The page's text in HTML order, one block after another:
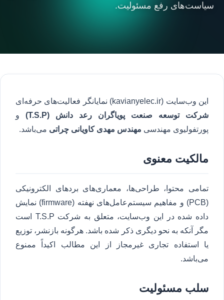
سیاست‌های رفع مسئولیت.
این وب‌سایت (kavianyelec.ir) نمایانگر فعالیت‌های حرفه‌ای
شرکت توسعه صنعت پویاگران رعد دانش (T.S.P)
و
پورتفولیوی مهندسی مهندس مهدی کاویانی چراتی می‌باشد.
مالکیت معنوی
تمامی محتوا، طراحی‌ها، معماری‌های بردهای الکترونیکی
(PCB) و مفاهیم سیستم‌عامل‌های نهفته (firmware) نمایش
داده شده در این وب‌سایت، متعلق به شرکت T.S.P است
مگر آنکه به نحو دیگری ذکر شده باشد. هرگونه بازنشر، توزیع
یا استفاده تجاری غیرمجاز از این مطالب اکیداً ممنوع
می‌باشد.
سلب مسئولیت